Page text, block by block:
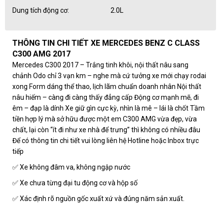
Dung tích động cơ: 2.0L
THÔNG TIN CHI TIẾT XE MERCEDES BENZ C CLASS
C300 AMG 2017
Mercedes C300 2017 – Trắng tinh khôi, nội thất nâu sang
chảnh Odo chỉ 3 vạn km – nghe mà cứ tưởng xe mới chạy rodai
xong Form dáng thể thao, lịch lãm chuẩn doanh nhân Nội thất
nâu hiếm – càng đi càng thấy đẳng cấp Động cơ mạnh mẽ, đi
êm – đạp là dính Xe giữ gìn cực kỳ, nhìn là mê – lái là chốt Tầm
tiền hợp lý mà sở hữu được một em C300 AMG vừa đẹp, vừa
chất, lại còn “ít đi như xe nhà để trưng” thì không có nhiều đâu
Để có thông tin chi tiết vui lòng liên hệ Hotline hoặc Inbox trực
tiếp
✅ Xe không đâm va, không ngập nước
✅ Xe chưa từng đại tu động cơ và hộp số
✅ Xác định rõ nguồn gốc xuất xứ và đúng năm sản xuất.